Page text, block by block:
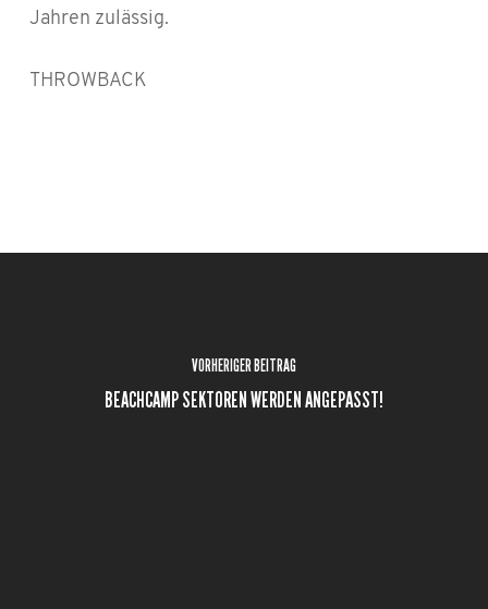
Jahren zulässig.
THROWBACK
VORHERIGER BEITRAG
BEACHCAMP SEKTOREN WERDEN ANGEPASST!